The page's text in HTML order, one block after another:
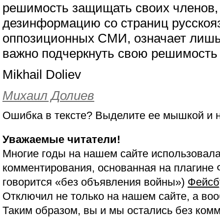
решимость защищать своих членов,
дезинформацию со страниц
оппозиционных СМИ, означает
важно подчеркнуть свою
Mikhail Doliev
Михаил Долиев
Ошибка в тексте? Выделите ее мышкой и
Уважаемые читатели!
Многие годы на нашем сайте
комментирования, основанная на
говорится «без объявления войны»)
Отключил не только на нашем сайте, а
Таким образом, вы и мы остались без